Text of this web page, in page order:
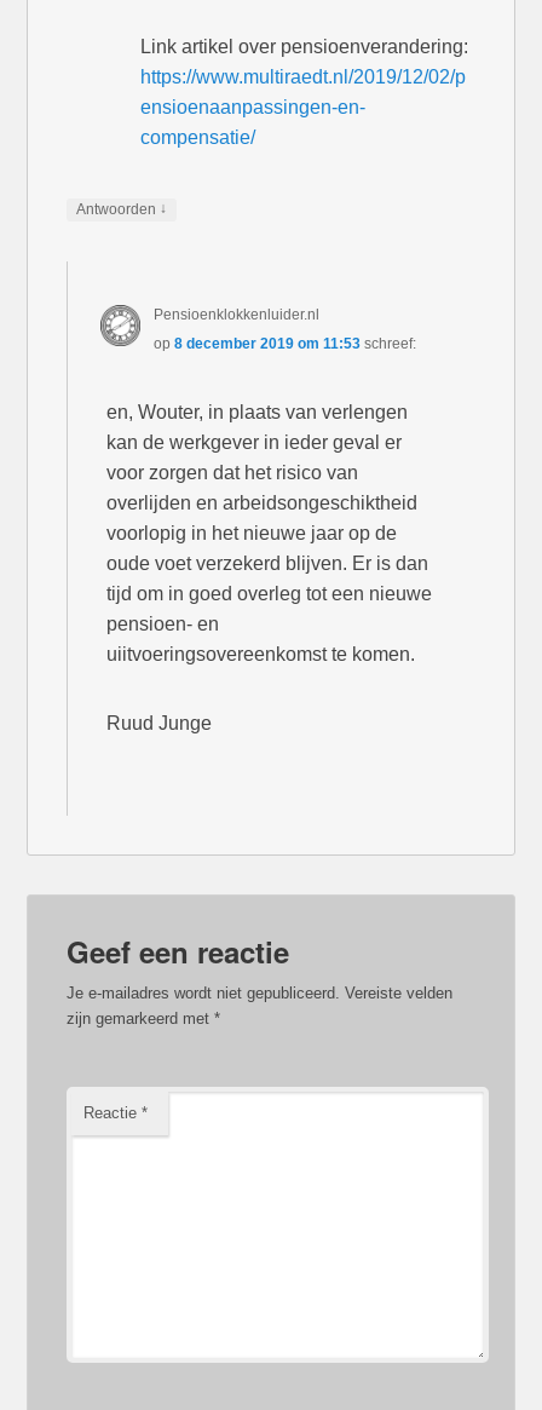
Link artikel over pensioenverandering:
https://www.multiraedt.nl/2019/12/02/p
ensioenaanpassingen-en-
compensatie/
Antwoorden ↓
Pensioenklokkenluider.nl
op 8 december 2019 om 11:53 schreef:
en, Wouter, in plaats van verlengen
kan de werkgever in ieder geval er
voor zorgen dat het risico van
overlijden en arbeidsongeschiktheid
voorlopig in het nieuwe jaar op de
oude voet verzekerd blijven. Er is dan
tijd om in goed overleg tot een nieuwe
pensioen- en
uiitvoeringsovereenkomst te komen.
Ruud Junge
Geef een reactie
Je e-mailadres wordt niet gepubliceerd.
Vereiste velden
zijn gemarkeerd met*
Reactie*